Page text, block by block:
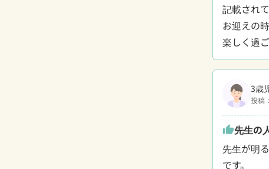
記載され
お迎えの
楽しく過
3歳
投稿
thumb_up先生の
先生が明
です。